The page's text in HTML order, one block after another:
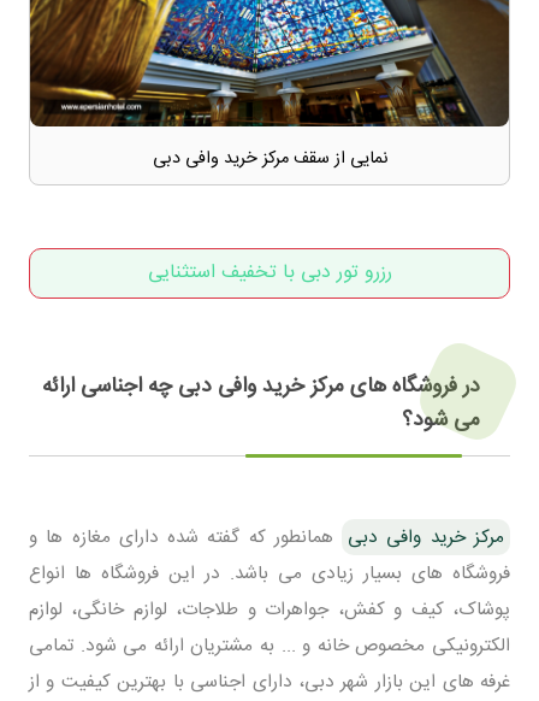
نمایی از سقف مرکز خرید وافی دبی
رزرو تور دبی با تخفیف استثنایی
در فروشگاه های مرکز خرید وافی دبی چه اجناسی ارائه
می شود؟
مرکز خرید وافی دبی همانطور که گفته شده دارای مغازه ها و
فروشگاه های بسیار زیادی می باشد. در این فروشگاه ها انواع
پوشاک، کیف و کفش، جواهرات و طلاجات، لوازم خانگی، لوازم
الکترونیکی مخصوص خانه و ... به مشتریان ارائه می شود. تمامی
غرفه های این بازار شهر دبی، دارای اجناسی با بهترین کیفیت و از